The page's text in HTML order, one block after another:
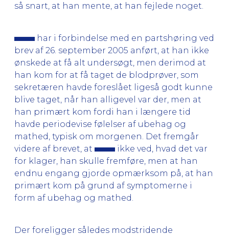
så snart, at han mente, at han fejlede noget.
har i forbindelse med en partshøring ved
brev af 26. september 2005 anført, at han ikke
ønskede at få alt undersøgt, men derimod at
han kom for at få taget de blodprøver, som
sekretæren havde foreslået ligeså godt kunne
blive taget, når han alligevel var der, men at
han primært kom fordi han i længere tid
havde periodevise følelser af ubehag og
mathed, typisk om morgenen. Det fremgår
videre af brevet, at
ikke ved, hvad det var
for klager, han skulle fremføre, men at han
endnu engang gjorde opmærksom på, at han
primært kom på grund af symptomerne i
form af ubehag og mathed.
Der foreligger således modstridende